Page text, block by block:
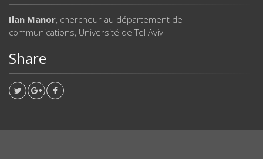
Ilan Manor, chercheur au département de
communications, Université de Tel Aviv
Share